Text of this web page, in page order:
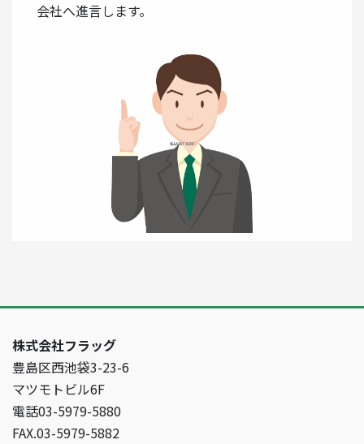
会社へ進言します。
株式会社フラッグ
豊島区西池袋3-23-6
マツモトビル6F
電話03-5979-5880
FAX.03-5979-5882